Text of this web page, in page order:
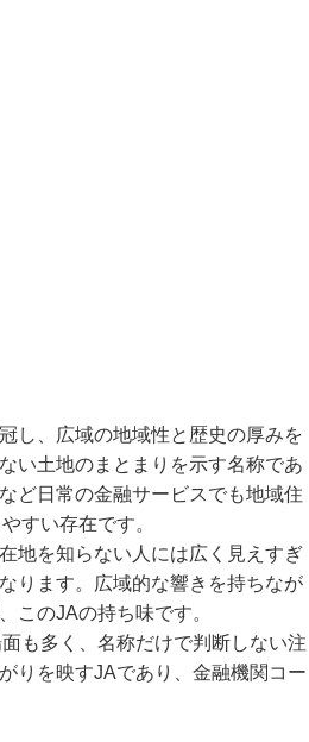
し、広域の地域性と歴史の厚みを
い土地のまとまりを示す名称であ
ど日常の金融サービスでも地域住
すい存在です。
地を知らない人には広く見えすぎ
ります。広域的な響きを持ちなが
このJAの持ち味です。
も多く、名称だけで判断しない注
りを映すJAであり、金融機関コー